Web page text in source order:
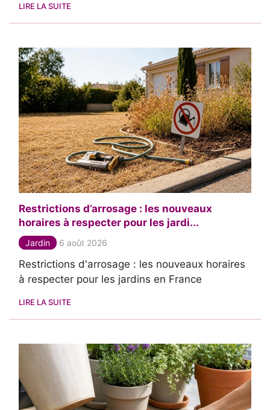
LIRE LA SUITE
Restrictions d’arrosage : les nouveaux
horaires à respecter pour les jardi...
Jardin 6 août 2026
Restrictions d'arrosage : les nouveaux horaires
à respecter pour les jardins en France
LIRE LA SUITE